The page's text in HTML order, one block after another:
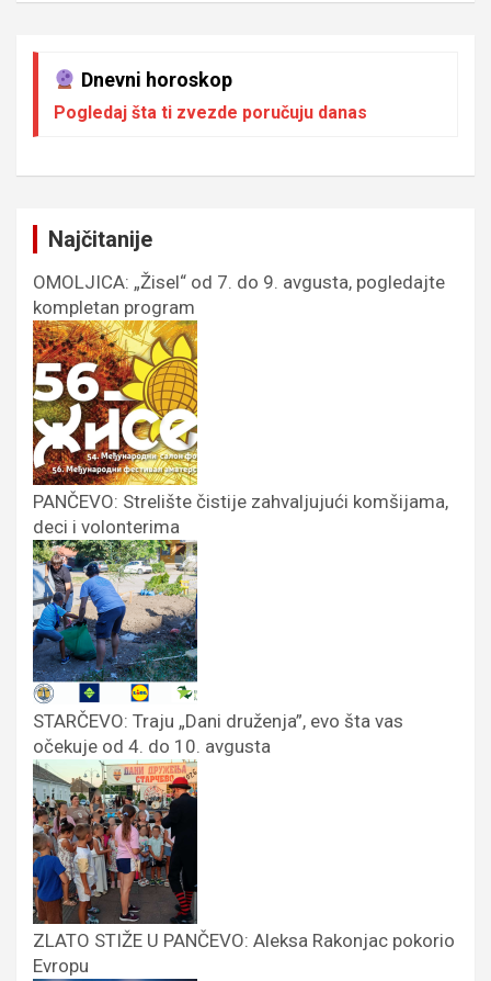
Dnevni horoskop
Pogledaj šta ti zvezde poručuju danas
Najčitanije
OMOLJICA: „Žisel“ od 7. do 9. avgusta, pogledajte
kompletan program
PANČEVO: Strelište čistije zahvaljujući komšijama,
deci i volonterima
STARČEVO: Traju „Dani druženja”, evo šta vas
očekuje od 4. do 10. avgusta
ZLATO STIŽE U PANČEVO: Aleksa Rakonjac pokorio
Evropu